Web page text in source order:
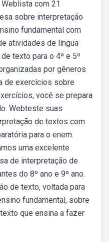
com 21
sobre interpretação
fundamental com
atividades de língua
texto para o 4º e 5º
por gêneros
de exercícios sobre
você se prepara
Webteste suas
de textos com
para o enem.
uma excelente
de interpretação de
do 8º ano e 9º ano.
de texto, voltada para
fundamental, sobre
que ensina a fazer